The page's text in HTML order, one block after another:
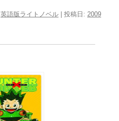
英語版ライトノベル | 投稿日: 2009